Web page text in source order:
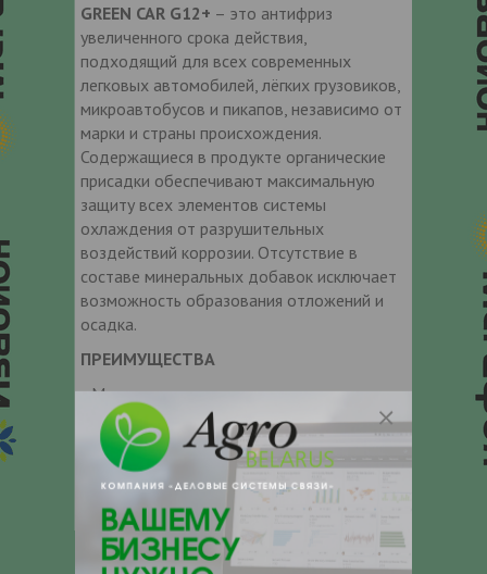
GREEN CAR G12+ – это антифриз
увеличенного срока действия,
подходящий для всех современных
легковых автомобилей, лёгких грузовиков,
микроавтобусов и пикапов, независимо от
марки и страны происхождения.
Содержащиеся в продукте органические
присадки обеспечивают максимальную
защиту всех элементов системы
охлаждения от разрушительных
воздействий коррозии. Отсутствие в
составе минеральных добавок исключает
возможность образования отложений и
осадка.
ПРЕИМУЩЕСТВА
• Может применяться во всех
современных легковых автомобилях,
пикапах и микроавтобусах
• После полной промывки и повторной
заправки системы охлаждения
обеспечивает максимальную защиту на
протяжении 250 000 км или 5 лет